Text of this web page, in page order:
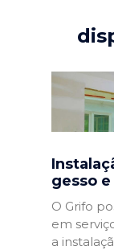
gesso
O Grifo
em
a